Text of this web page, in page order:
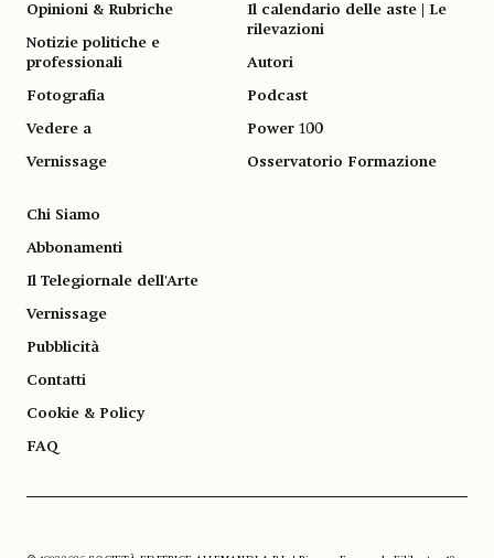
Opinioni & Rubriche
Notizie politiche e
professionali
Fotografia
Vedere a
Vernissage
Il calendario delle aste | Le
rilevazioni
Autori
Podcast
Power 100
Osservatorio Formazione
Chi Siamo
Abbonamenti
Il Telegiornale dell'Arte
Vernissage
Pubblicità
Contatti
Cookie & Policy
FAQ